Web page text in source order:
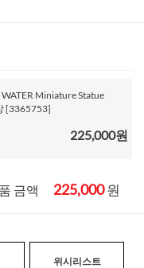
Miniature Statue
[3365753]
225,000원
금액 225,000원
위시리스트